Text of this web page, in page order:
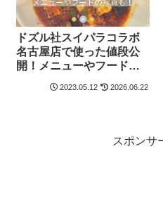
ドズル社スイパラコラボ
名古屋店で使った値段公
開！メニューやフードの
写真も！
2023.05.12 2026.06.22
スポンサ